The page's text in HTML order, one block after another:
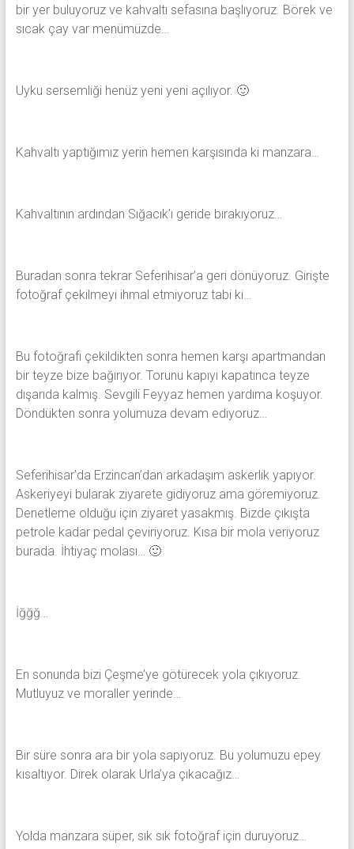
bir yer buluyoruz ve kahvaltı sefasına başlıyoruz. Börek ve
sıcak çay var menümüzde…
Uyku sersemliği henüz yeni yeni açılıyor. 🙂
Kahvaltı yaptığımız yerin hemen karşısında ki manzara…
Kahvaltının ardından Sığacık’ı geride bırakıyoruz…
Buradan sonra tekrar Seferihisar’a geri dönüyoruz. Girişte
fotoğraf çekilmeyi ihmal etmiyoruz tabi ki…
Bu fotoğrafı çekildikten sonra hemen karşı apartmandan
bir teyze bize bağırıyor. Torunu kapıyı kapatınca teyze
dışarıda kalmış. Sevgili Feyyaz hemen yardıma koşuyor.
Döndükten sonra yolumuza devam ediyoruz…
Seferihisar’da Erzincan’dan arkadaşım askerlik yapıyor.
Askeriyeyi bularak ziyarete gidiyoruz ama göremiyoruz.
Denetleme olduğu için ziyaret yasakmış. Bizde çıkışta
petrole kadar pedal çeviriyoruz. Kısa bir mola veriyoruz
burada. İhtiyaç molası… 🙂
İğğğ…
En sonunda bizi Çeşme’ye götürecek yola çıkıyoruz.
Mutluyuz ve moraller yerinde…
Bir süre sonra ara bir yola sapıyoruz. Bu yolumuzu epey
kısaltıyor. Direk olarak Urla’ya çıkacağız…
Yolda manzara süper, sık sık fotoğraf için duruyoruz…